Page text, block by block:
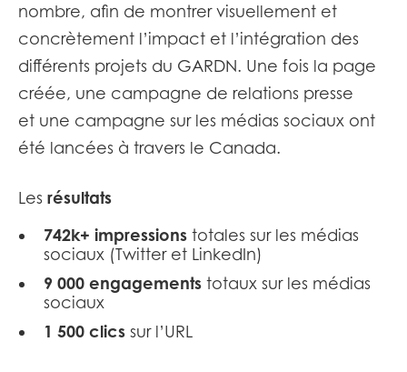
nombre, afin de montrer visuellement et
concrètement l’impact et l’intégration des
différents projets du GARDN. Une fois la page
créée, une campagne de relations presse
et une campagne sur les médias sociaux ont
été lancées à travers le Canada.
Les résultats
742k+ impressions totales sur les médias
sociaux (Twitter et LinkedIn)
9 000 engagements totaux sur les médias
sociaux
1 500 clics sur l’URL